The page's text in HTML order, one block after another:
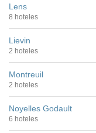
Lens
8 hoteles
Lievin
2 hoteles
Montreuil
2 hoteles
Noyelles Godault
6 hoteles